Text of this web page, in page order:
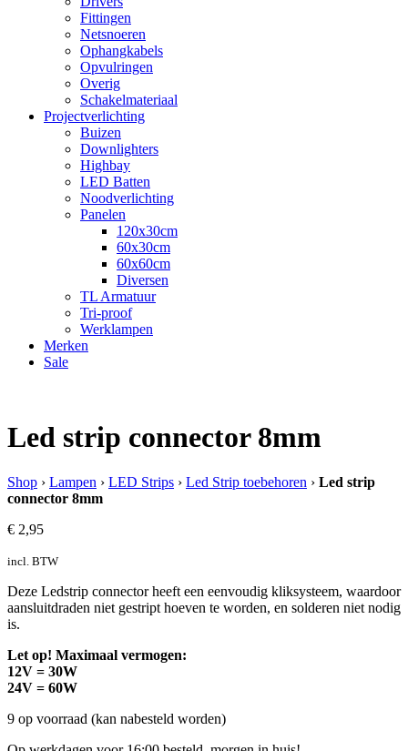
Fittingen
Netsnoeren
Ophangkabels
Opvulringen
Overig
Schakelmateriaal
Projectverlichting
Buizen
Downlighters
Highbay
LED Batten
Noodverlichting
Panelen
120x30cm
60x30cm
60x60cm
Diversen
TL Armatuur
Tri-proof
Werklampen
Merken
Sale
Led strip connector 8mm
Shop › Lampen › LED Strips › Led Strip toebehoren › Led strip
connector 8mm
€ 2,95
incl. BTW
Deze Ledstrip connector heeft een eenvoudig kliksysteem, waardoor
aansluitdraden niet gestript hoeven te worden, en solderen niet nodig
is.
Let op! Maximaal vermogen:
12V = 30W
24V = 60W
9 op voorraad (kan nabesteld worden)